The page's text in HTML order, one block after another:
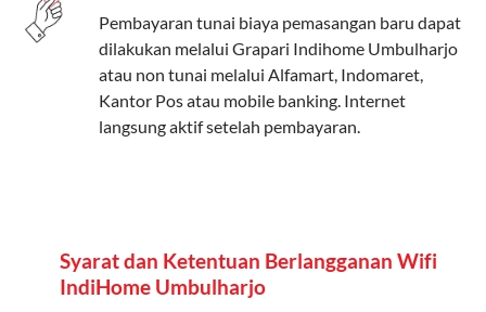
Kuota Keluarga 30 GB
Kuota ini dapat digunakan secara bersama-sama oleh
Admin (pelanggan utama) dan anggota yang terdaftar.
Bisa Dibagi Hingga 5 Anggota
Kuota keluarga bisa digunakan di seluruh Indonesia
Pembayaran tunai biaya pemasangan baru dapat
dilakukan melalui Grapari Indihome Umbulharjo
atau non tunai melalui Alfamart, Indomaret,
Kantor Pos atau mobile banking. Internet
langsung aktif setelah pembayaran.
Syarat dan Ketentuan Berlangganan Wifi
IndiHome Umbulharjo